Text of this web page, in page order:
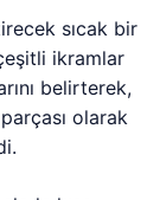
sıcak bir
ikramlar
belirterek,
olarak